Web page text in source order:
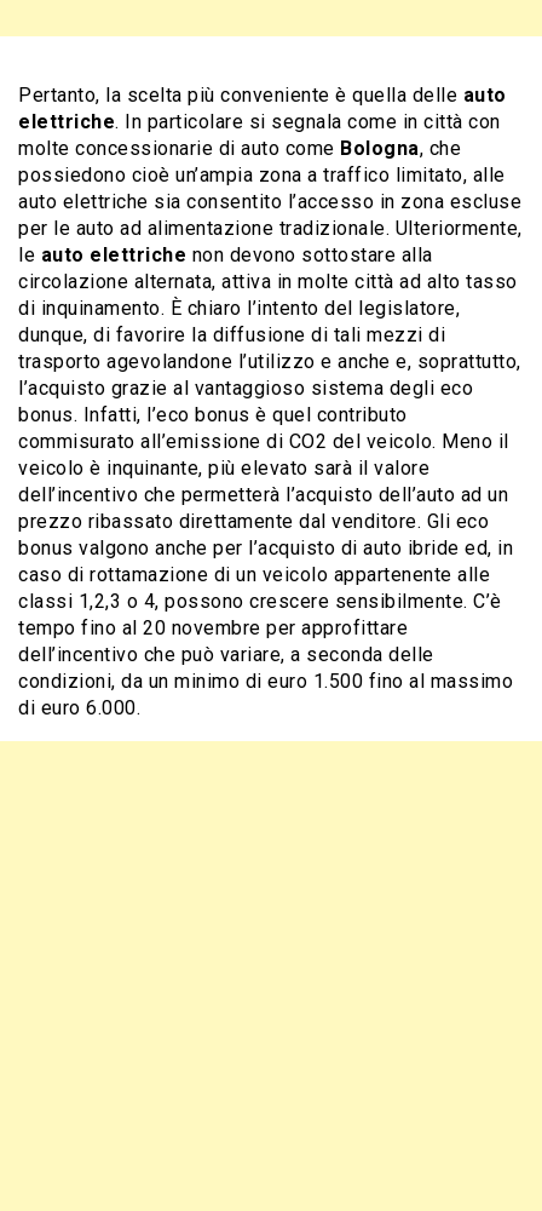
Pertanto, la scelta più conveniente è quella delle auto
elettriche. In particolare si segnala come in città con
molte concessionarie di auto come Bologna, che
possiedono cioè un’ampia zona a traffico limitato, alle
auto elettriche sia consentito l’accesso in zona escluse
per le auto ad alimentazione tradizionale. Ulteriormente,
le auto elettriche non devono sottostare alla
circolazione alternata, attiva in molte città ad alto tasso
di inquinamento. È chiaro l’intento del legislatore,
dunque, di favorire la diffusione di tali mezzi di
trasporto agevolandone l’utilizzo e anche e, soprattutto,
l’acquisto grazie al vantaggioso sistema degli eco
bonus. Infatti, l’eco bonus è quel contributo
commisurato all’emissione di CO2 del veicolo. Meno il
veicolo è inquinante, più elevato sarà il valore
dell’incentivo che permetterà l’acquisto dell’auto ad un
prezzo ribassato direttamente dal venditore. Gli eco
bonus valgono anche per l’acquisto di auto ibride ed, in
caso di rottamazione di un veicolo appartenente alle
classi 1,2,3 o 4, possono crescere sensibilmente. C’è
tempo fino al 20 novembre per approfittare
dell’incentivo che può variare, a seconda delle
condizioni, da un minimo di euro 1.500 fino al massimo
di euro 6.000.